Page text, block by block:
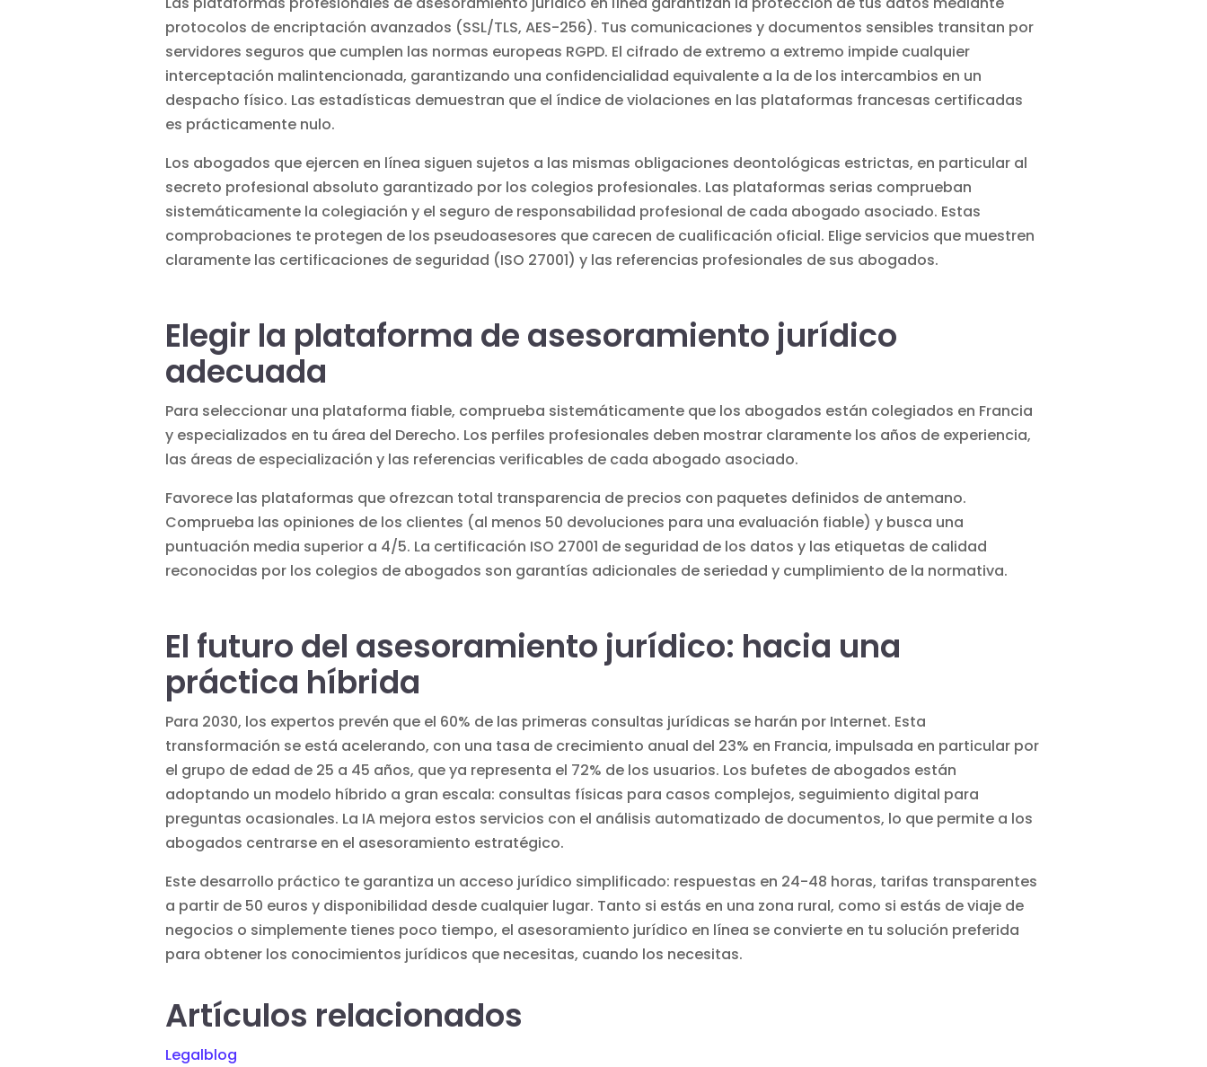
protocolos de encriptación avanzados (SSL/TLS, AES-256). Tus comunicaciones y documentos sensibles transitan por
servidores seguros que cumplen las normas europeas RGPD. El cifrado de extremo a extremo impide cualquier
interceptación malintencionada, garantizando una confidencialidad equivalente a la de los intercambios en un
despacho físico. Las estadísticas demuestran que el índice de violaciones en las plataformas francesas certificadas
es prácticamente nulo.
Los abogados que ejercen en línea siguen sujetos a las mismas obligaciones deontológicas estrictas, en particular al
secreto profesional absoluto garantizado por los colegios profesionales. Las plataformas serias comprueban
sistemáticamente la colegiación y el seguro de responsabilidad profesional de cada abogado asociado. Estas
comprobaciones te protegen de los pseudoasesores que carecen de cualificación oficial. Elige servicios que muestren
claramente las certificaciones de seguridad (ISO 27001) y las referencias profesionales de sus abogados.
Elegir la plataforma de asesoramiento jurídico
adecuada
Para seleccionar una plataforma fiable, comprueba sistemáticamente que los abogados están colegiados en Francia
y especializados en tu área del Derecho. Los perfiles profesionales deben mostrar claramente los años de experiencia,
las áreas de especialización y las referencias verificables de cada abogado asociado.
Favorece las plataformas que ofrezcan total transparencia de precios con paquetes definidos de antemano.
Comprueba las opiniones de los clientes (al menos 50 devoluciones para una evaluación fiable) y busca una
puntuación media superior a 4/5. La certificación ISO 27001 de seguridad de los datos y las etiquetas de calidad
reconocidas por los colegios de abogados son garantías adicionales de seriedad y cumplimiento de la normativa.
El futuro del asesoramiento jurídico: hacia una
práctica híbrida
Para 2030, los expertos prevén que el 60% de las primeras consultas jurídicas se harán por Internet. Esta
transformación se está acelerando, con una tasa de crecimiento anual del 23% en Francia, impulsada en particular por
el grupo de edad de 25 a 45 años, que ya representa el 72% de los usuarios. Los bufetes de abogados están
adoptando un modelo híbrido a gran escala: consultas físicas para casos complejos, seguimiento digital para
preguntas ocasionales. La IA mejora estos servicios con el análisis automatizado de documentos, lo que permite a los
abogados centrarse en el asesoramiento estratégico.
Este desarrollo práctico te garantiza un acceso jurídico simplificado: respuestas en 24-48 horas, tarifas transparentes
a partir de 50 euros y disponibilidad desde cualquier lugar. Tanto si estás en una zona rural, como si estás de viaje de
negocios o simplemente tienes poco tiempo, el asesoramiento jurídico en línea se convierte en tu solución preferida
para obtener los conocimientos jurídicos que necesitas, cuando los necesitas.
Artículos relacionados
Legalblog